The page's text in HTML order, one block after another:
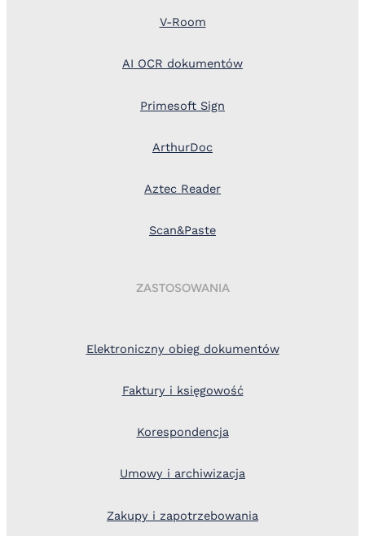
V-Room
AI OCR dokumentów
Primesoft Sign
ArthurDoc
Aztec Reader
Scan&Paste
ZASTOSOWANIA
Elektroniczny obieg dokumentów
Faktury i księgowość
Korespondencja
Umowy i archiwizacja
Zakupy i zapotrzebowania